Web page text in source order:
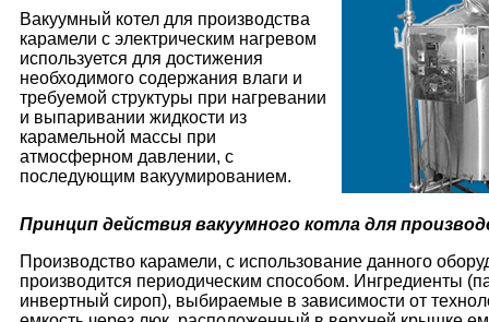
Вакуумный котел для производства
карамели с электрическим нагревом
используется для достижения
необходимого содержания влаги и
требуемой структуры при нагревании
и выпаривании жидкости из
карамельной массы при
атмосферном давлении, с
последующим вакуумированием.
Принцип действия вакуумного котла для
Производство карамели, с использование данного
производится периодическим способом. Ингредиенты
инвертный сироп), выбираемые в зависимости от